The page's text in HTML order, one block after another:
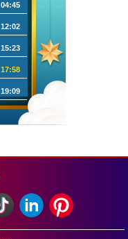
04:45
12:02
15:23
17:58
19:09